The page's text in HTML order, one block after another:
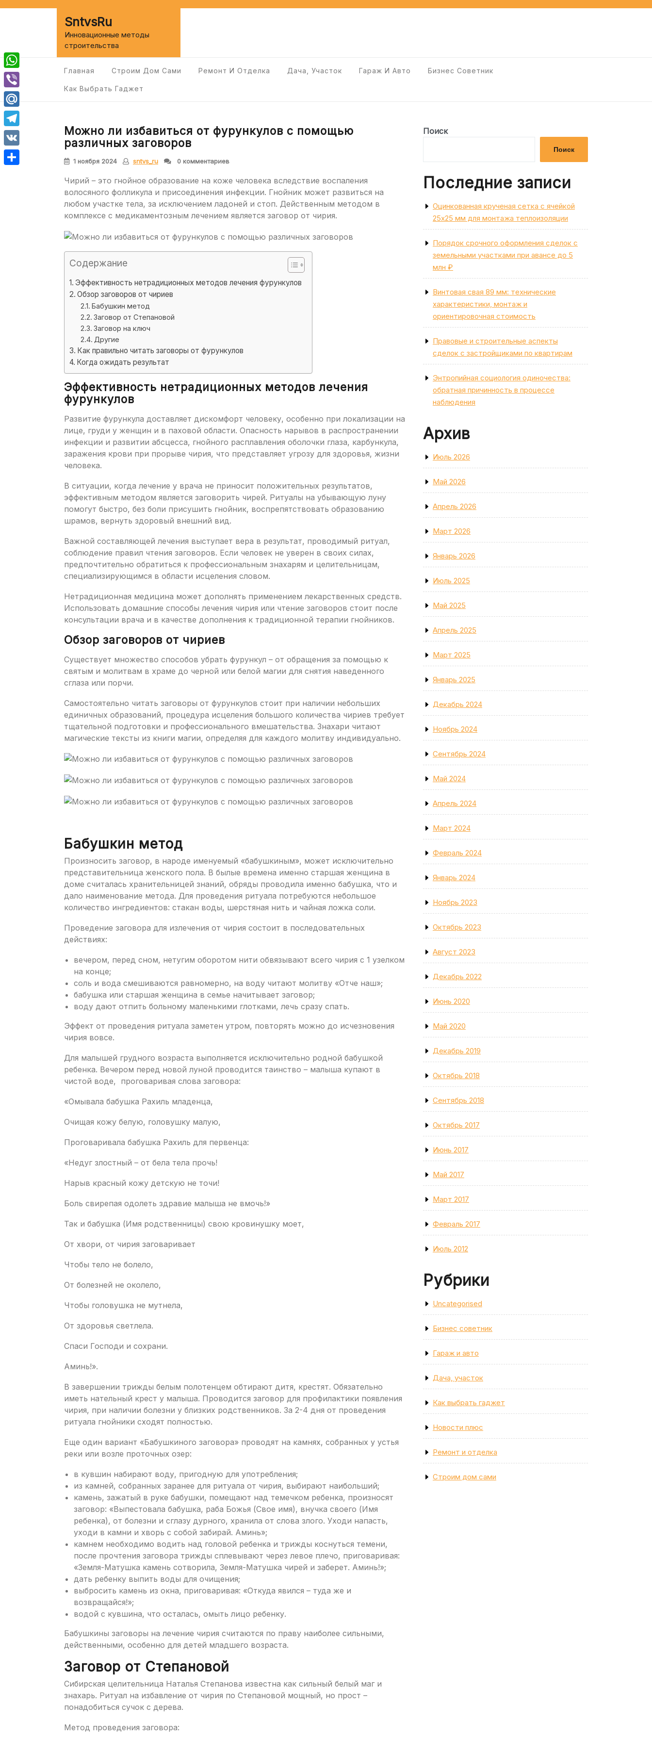
SntvsRu
Инновационные методы
строительства
Главная Строим Дом Сами Ремонт И Отделка Дача, Участок Гараж И Авто Бизнес Советник
Как Выбрать Гаджет
Можно ли избавиться от фурункулов с помощью
различных заговоров
1 ноября 2024 sntvs_ru 0 комментариев
Чирий – это гнойное образование на коже человека вследствие воспаления
волосяного фолликула и присоединения инфекции. Гнойник может развиться на
любом участке тела, за исключением ладоней и стоп. Действенным методом в
комплексе с медикаментозным лечением является заговор от чирия.
Содержание
Эффективность нетрадиционных методов лечения фурункулов
Обзор заговоров от чириев
Бабушкин метод
Заговор от Степановой
Заговор на ключ
Другие
Как правильно читать заговоры от фурункулов
Когда ожидать результат
Эффективность нетрадиционных методов лечения
фурункулов
Развитие фурункула доставляет дискомфорт человеку, особенно при локализации на
лице, груди у женщин и в паховой области. Опасность нарывов в распространении
инфекции и развитии абсцесса, гнойного расплавления оболочки глаза, карбункула,
заражения крови при прорыве чирия, что представляет угрозу для здоровья, жизни
человека.
В ситуации, когда лечение у врача не приносит положительных результатов,
эффективным методом является заговорить чирей. Ритуалы на убывающую луну
помогут быстро, без боли присушить гнойник, воспрепятствовать образованию
шрамов, вернуть здоровый внешний вид.
Важной составляющей лечения выступает вера в результат, проводимый ритуал,
соблюдение правил чтения заговоров. Если человек не уверен в своих силах,
предпочтительно обратиться к профессиональным знахарям и целительницам,
специализирующимся в области исцеления словом.
Нетрадиционная медицина может дополнять применением лекарственных средств.
Использовать домашние способы лечения чирия или чтение заговоров стоит после
консультации врача и в качестве дополнения к традиционной терапии гнойников.
Обзор заговоров от чириев
Существует множество способов убрать фурункул – от обращения за помощью к
святым и молитвам в храме до черной или белой магии для снятия наведенного
сглаза или порчи.
Самостоятельно читать заговоры от фурункулов стоит при наличии небольших
единичных образований, процедура исцеления большого количества чириев требует
тщательной подготовки и профессионального вмешательства. Знахари читают
магические тексты из книги магии, определяя для каждого молитву индивидуально.
Бабушкин метод
Произносить заговор, в народе именуемый «бабушкиным», может исключительно
представительница женского пола. В былые времена именно старшая женщина в
доме считалась хранительницей знаний, обряды проводила именно бабушка, что и
дало наименование метода. Для проведения ритуала потребуются небольшое
количество ингредиентов: стакан воды, шерстяная нить и чайная ложка соли.
Проведение заговора для излечения от чирия состоит в последовательных
действиях:
вечером, перед сном, нетугим оборотом нити обвязывают всего чирия с 1 узелком
на конце;
соль и вода смешиваются равномерно, на воду читают молитву «Отче наш»;
бабушка или старшая женщина в семье начитывает заговор;
воду дают отпить больному маленькими глотками, лечь сразу спать.
Эффект от проведения ритуала заметен утром, повторять можно до исчезновения
чирия вовсе.
Для малышей грудного возраста выполняется исключительно родной бабушкой
ребенка. Вечером перед новой луной проводится таинство – малыша купают в
чистой воде, проговаривая слова заговора:
«Омывала бабушка Рахиль младенца,
Очищая кожу белую, головушку малую,
Проговаривала бабушка Рахиль для первенца:
«Недуг злостный – от бела тела прочь!
Нарыв красный кожу детскую не точи!
Боль свирепая одолеть здравие малыша не вмочь!»
Так и бабушка (Имя родственницы) свою кровинушку моет,
От хвори, от чирия заговаривает
Чтобы тело не болело,
От болезней не околело,
Чтобы головушка не мутнела,
От здоровья светлела.
Спаси Господи и сохрани.
Аминь!».
В завершении трижды белым полотенцем обтирают дитя, крестят. Обязательно
иметь нательный крест у малыша. Проводится заговор для профилактики появления
чирия, при наличии болезни у близких родственников. За 2-4 дня от проведения
ритуала гнойники сходят полностью.
Еще один вариант «Бабушкиного заговора» проводят на камнях, собранных у устья
реки или возле проточных озер:
в кувшин набирают воду, пригодную для употребления;
из камней, собранных заранее для ритуала от чирия, выбирают наибольший;
камень, зажатый в руке бабушки, помещают над темечком ребенка, произносят
заговор: «Выпестовала бабушка, раба Божья (Свое имя), внучка своего (Имя
ребенка), от болезни и сглазу дурного, хранила от слова злого. Уходи напасть,
уходи в камни и хворь с собой забирай. Аминь»;
камнем необходимо водить над головой ребенка и трижды коснуться темени,
после прочтения заговора трижды сплевывают через левое плечо, приговаривая:
«Земля-Матушка камень сотворила, Земля-Матушка чирей и заберет. Аминь!»;
дать ребенку выпить воды для очищения;
выбросить камень из окна, приговаривая: «Откуда явился – туда же и
возвращайся!»;
водой с кувшина, что осталась, омыть лицо ребенку.
Бабушкины заговоры на лечение чирия считаются по праву наиболее сильными,
действенными, особенно для детей младшего возраста.
Заговор от Степановой
Сибирская целительница Наталья Степанова известна как сильный белый маг и
знахарь. Ритуал на избавление от чирия по Степановой мощный, но прост –
понадобиться сучок с дерева.
Метод проведения заговора:
Поиск
Поиск
Последние записи
Оцинкованная крученая сетка с ячейкой
25х25 мм для монтажа теплоизоляции
Порядок срочного оформления сделок с
земельными участками при авансе до 5
млн ₽
Винтовая свая 89 мм: технические
характеристики, монтаж и
ориентировочная стоимость
Правовые и строительные аспекты
сделок с застройщиками по квартирам
Энтропийная социология одиночества:
обратная причинность в процессе
наблюдения
Архив
Июль 2026
Май 2026
Апрель 2026
Март 2026
Январь 2026
Июль 2025
Май 2025
Апрель 2025
Март 2025
Январь 2025
Декабрь 2024
Ноябрь 2024
Сентябрь 2024
Май 2024
Апрель 2024
Март 2024
Февраль 2024
Январь 2024
Ноябрь 2023
Октябрь 2023
Август 2023
Декабрь 2022
Июнь 2020
Май 2020
Декабрь 2019
Октябрь 2018
Сентябрь 2018
Октябрь 2017
Июнь 2017
Май 2017
Март 2017
Февраль 2017
Июль 2012
Рубрики
Uncategorised
Бизнес советник
Гараж и авто
Дача, участок
Как выбрать гаджет
Новости плюс
Ремонт и отделка
Строим дом сами
WhatsApp
Viber
Mail.Ru
Telegram
VK